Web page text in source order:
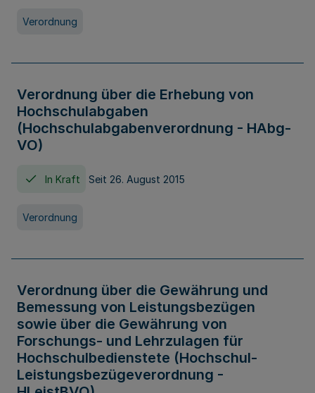
Verordnung
Verordnung über die Erhebung von
Hochschulabgaben
(Hochschulabgabenverordnung - HAbg-
VO)
In Kraft Seit 26. August 2015
Verordnung
Verordnung über die Gewährung und
Bemessung von Leistungsbezügen
sowie über die Gewährung von
Forschungs- und Lehrzulagen für
Hochschulbedienstete (Hochschul-
Leistungsbezügeverordnung -